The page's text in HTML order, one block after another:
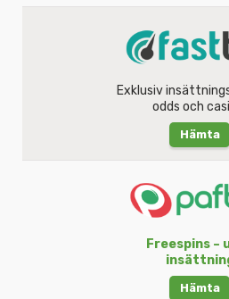
Exklusiv
odds och
Hämta
Freespins –
Hämta